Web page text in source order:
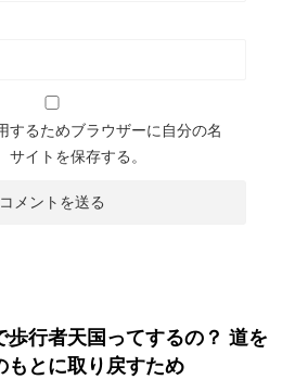
するためブラウザーに自分の名
イトを保存する。
歩行者天国ってするの？ 道を
もとに取り戻すため